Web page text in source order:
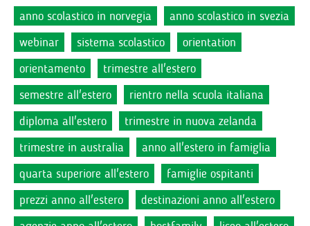
anno scolastico in norvegia
anno scolastico in svezia
webinar
sistema scolastico
orientation
orientamento
trimestre all'estero
semestre all'estero
rientro nella scuola italiana
diploma all'estero
trimestre in nuova zelanda
trimestre in australia
anno all'estero in famiglia
quarta superiore all'estero
famiglie ospitanti
prezzi anno all'estero
destinazioni anno all'estero